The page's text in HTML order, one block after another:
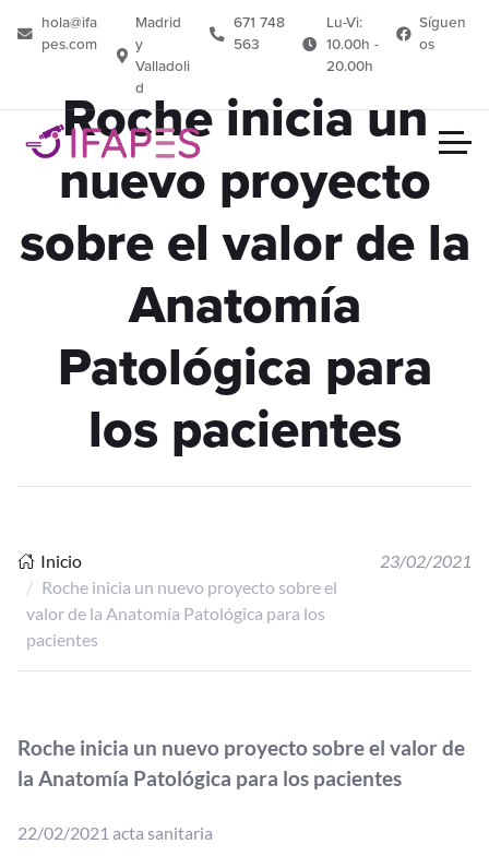
hola@ifa
pes.com
Madrid
y
Valladoli
d
671 748
563
Lu-Vi:
10.00h -
20.00h
Síguen
os
Roche inicia un
nuevo proyecto
sobre el valor de la
Anatomía
Patológica para
los pacientes
Inicio
Roche inicia un nuevo proyecto sobre el
valor de la Anatomía Patológica para los
pacientes
23/02/2021
Roche inicia un nuevo proyecto sobre el valor de
la Anatomía Patológica para los pacientes
22/02/2021 acta sanitaria